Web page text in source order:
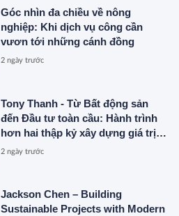
Góc nhìn đa chiều về nông
nghiệp: Khi dịch vụ công cần
vươn tới những cánh đồng
2 ngày trước
Tony Thanh - Từ Bất động sản
đến Đầu tư toàn cầu: Hành trình
hơn hai thập kỷ xây dựng giá trị
của một doanh nhân Việt tại Úc
2 ngày trước
Jackson Chen – Building
Sustainable Projects with Modern